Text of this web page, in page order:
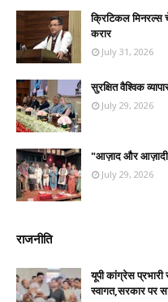
क्रिटिकल
करार
July 31, 2026
सुरक्षित वैश्विक
July 29, 2026
"आज़ाद और आज़ादी"
July 29, 2026
राजनीति
यूपी कांग्रेस
स्वागत,सरकार पर